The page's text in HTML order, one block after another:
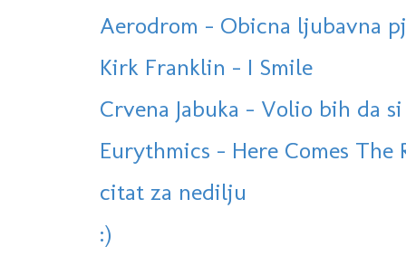
Aerodrom - Obicna ljubavna
Kirk Franklin - I Smile
Crvena Jabuka - Volio bih da
Eurythmics - Here Comes The
citat za nedilju
:)